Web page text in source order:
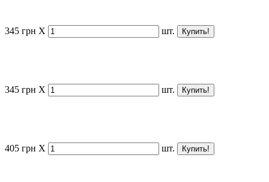
345 грн X шт.
345 грн X шт.
405 грн X шт.